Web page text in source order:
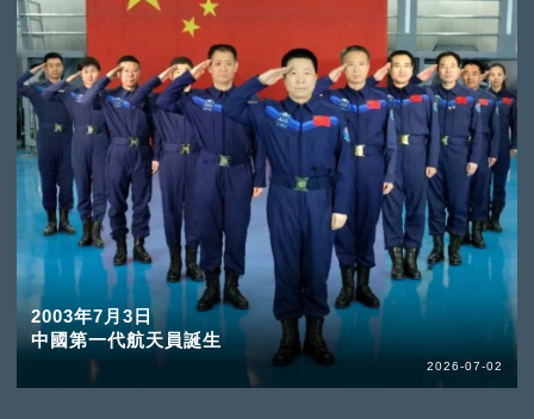
2003年7月3日
中國第一代航天員誕生
2026-07-02